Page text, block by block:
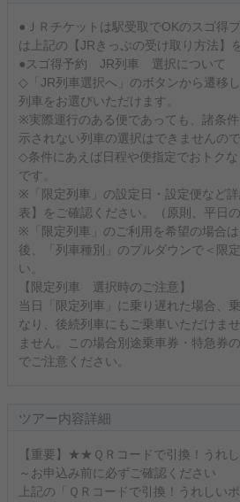
●ＪＲチケットは駅受取でOKのスゴ得
は上記の【JRきっぷの受け取り方法】
●スゴ得予約 JR列車 選択について
◇「JR列車選択へ」のボタンから遷移
列車をお選びいただけます。
※実際運行のある便であっても、諸条
示されない列車の選択はできませんの
◇条件にあえば日程や便指定でおトク
です。
※「限定列車」の設定日・設定便など
表】をご確認ください。（原則、平日の
※「限定列車」のご利用を希望の場合
後、「列車種別」のプルダウンで＜限
い。
【限定列車 選択時のご注意】
当日「限定列車」に乗り遅れた場合、
なり、後続列車にもご乗車いただけま
ません。この場合別途乗車券・特急券
でご注意ください。
ツアー内容詳細
【重要】★★ＱＲコードで引換！うれ
～お申込み前に必ずご確認ください
上記の「ＱＲコードで引換！うれしい